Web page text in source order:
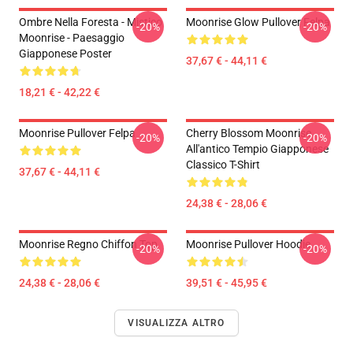
Ombre Nella Foresta - Mistico
Moonrise - Paesaggio
Giapponese Poster
18,21 € - 42,22 €
-20% Moonrise Glow Pullover Felpa
37,67 € - 44,11 €
-20%
Moonrise Pullover Felpa
37,67 € - 44,11 €
-20%
Cherry Blossom Moonrise
All'antico Tempio Giapponese
Classico T-Shirt
24,38 € - 28,06 €
-20%
Moonrise Regno Chiffon Top
24,38 € - 28,06 €
-20% Moonrise Pullover Hoodie
39,51 € - 45,95 €
-20%
VISUALIZZA ALTRO